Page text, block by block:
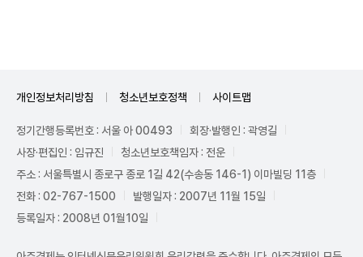
개인정보처리방침 청소년보호정책 사이트맵
정기간행등록번호 : 서울 아 00493
회장·발행인 : 곽영길
사장·편집인 : 임규진
청소년보호책임자 : 전운
주소 : 서울특별시 종로구 종로 1길 42(수송동 146-1) 이마빌딩 11층
전화 : 02-767-1500
발행일자 : 2007년 11월 15일
등록일자 : 2008년 01월10일